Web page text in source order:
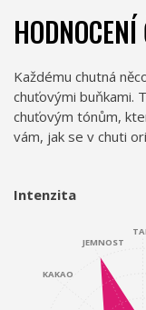
Každému chutná
chuťovými buňkami.
chuťovým tónům,
vám, jak se v chuti
Intenzita
KAKAO
JEMNOST